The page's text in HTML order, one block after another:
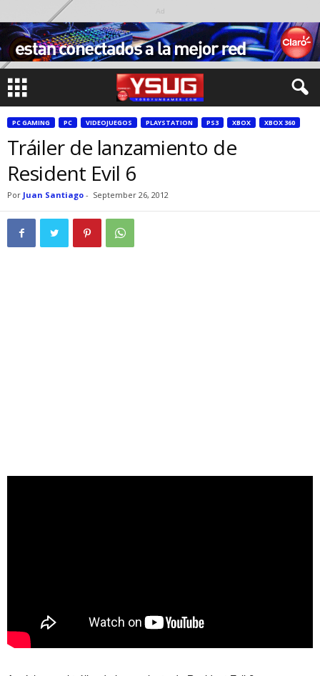
Ad
PC GAMING PC VIDEOJUEGOS PLAYSTATION PS3 XBOX XBOX 360
Tráiler de lanzamiento de
Resident Evil 6
Por Juan Santiago - September 26, 2012